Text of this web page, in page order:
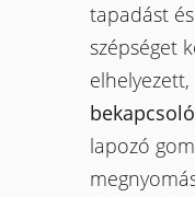
tapadást
szépséget
lapozó